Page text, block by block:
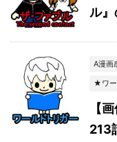
ル
A漫画
★ワー
【
213